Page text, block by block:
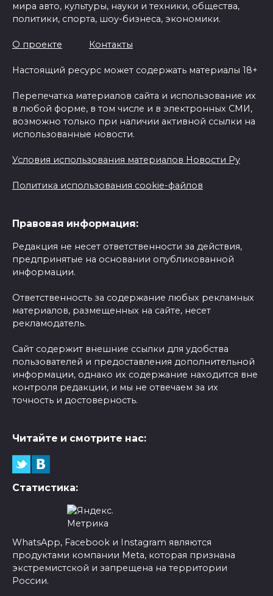
мира авто, культуры, науки и техники, общества,
политики, спорта, шоу-бизнеса, экономики.
О проекте Контакты
Настоящий ресурс может содержать материалы 18+
Перепечатка материалов сайта и использование их
в любой форме, в том числе и в электронных СМИ,
возможно только при наличии активной ссылки на
использованные новости.
Условия использования материалов Новости Ру
Политика использования cookie-файлов
Правовая информация:
Редакция не несет ответственности за действия,
предпринятые на основании опубликованной
информации.
Ответственность за содержание любых рекламных
материалов, размещенных на сайте, несет
рекламодатель.
Сайт содержит внешние ссылки для удобства
пользователей и предоставления дополнительной
информации, однако их содержание находится вне
контроля редакции, и мы не отвечаем за их
точность и достоверность.
Читайте и смотрите нас:
Статистика:
WhatsApp, Facebook и Instagram являются
продуктами компании Meta, которая признана
экстремистской и запрещена на территории
России.